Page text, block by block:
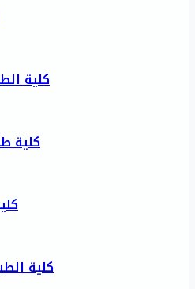
كلية
كلية
كلية